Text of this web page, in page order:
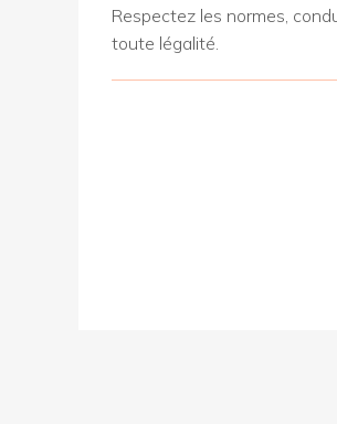
Respectez les normes,
toute légalité.